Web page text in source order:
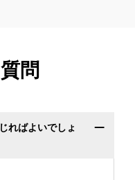
問
ればよいでしょ